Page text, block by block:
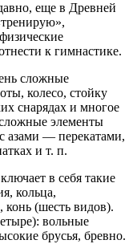
еще в Древней
,
к гимнастике.
сложные
колесо, стойку
снарядах и многое
элементы
азами — перекатами,
и т. п.
в себя такие
кольца,
(шесть видов).
вольные
брусья, бревно.